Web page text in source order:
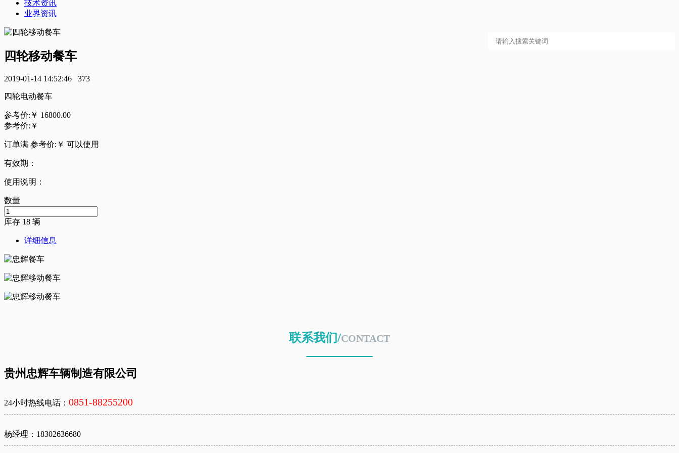
技术资讯
业界资讯
四轮移动餐车
2019-01-14 14:52:46 373
四轮电动餐车
参考价:￥ 16800.00
参考价:￥
订单满 参考价:￥ 可以使用
有效期：
使用说明：
数量
库存 18 辆
详细信息
联系我们/CONTACT
贵州忠辉车辆制造有限公司
24小时热线电话： 0851-88255200
杨经理：18302636680